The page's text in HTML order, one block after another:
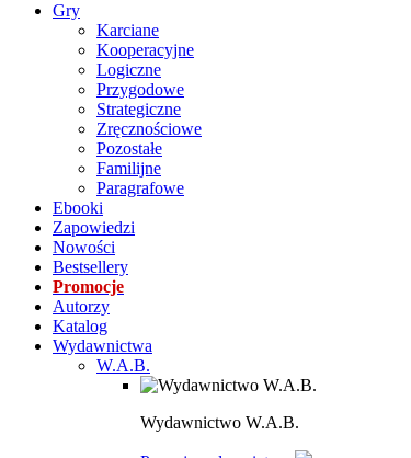
Gry
Karciane
Kooperacyjne
Logiczne
Przygodowe
Strategiczne
Zręcznościowe
Pozostałe
Familijne
Paragrafowe
Ebooki
Zapowiedzi
Nowości
Bestsellery
Promocje
Autorzy
Katalog
Wydawnictwa
W.A.B.
Wydawnictwo W.A.B.